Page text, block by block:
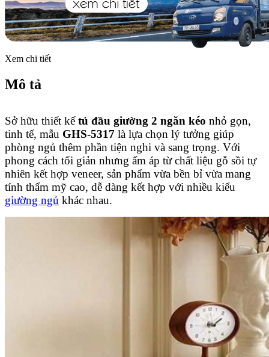
Xem chi tiết
Mô tả
Sở hữu thiết kếtủ đầu giường 2 ngăn kéo nhỏ gọn,
tinh tế, mẫu GHS-5317 là lựa chọn lý tưởng giúp
phòng ngủ thêm phần tiện nghi và sang trọng. Với
phong cách tối giản nhưng ấm áp từ chất liệu gỗ sồi tự
nhiên kết hợp veneer, sản phẩm vừa bền bỉ vừa mang
tính thẩm mỹ cao, dễ dàng kết hợp với nhiều kiểu
giường ngủ khác nhau.